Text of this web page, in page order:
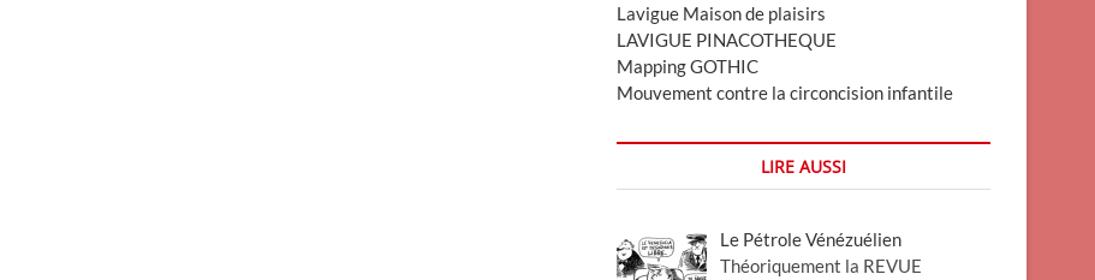
Lavigue Maison de plaisirs
LAVIGUE PINACOTHEQUE
Mapping GOTHIC
Mouvement contre la circoncision infantile
LIRE AUSSI
Le Pétrole Vénézuélien
Théoriquement la REVUE